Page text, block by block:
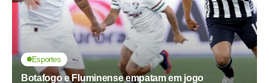
Esportes
Botafogo e Fluminense empatam em jogo